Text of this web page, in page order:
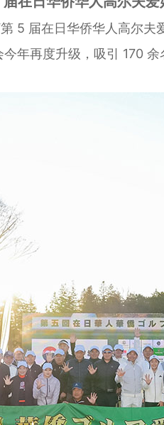
5 届在日华侨华人高尔
年再度升级，吸引 170